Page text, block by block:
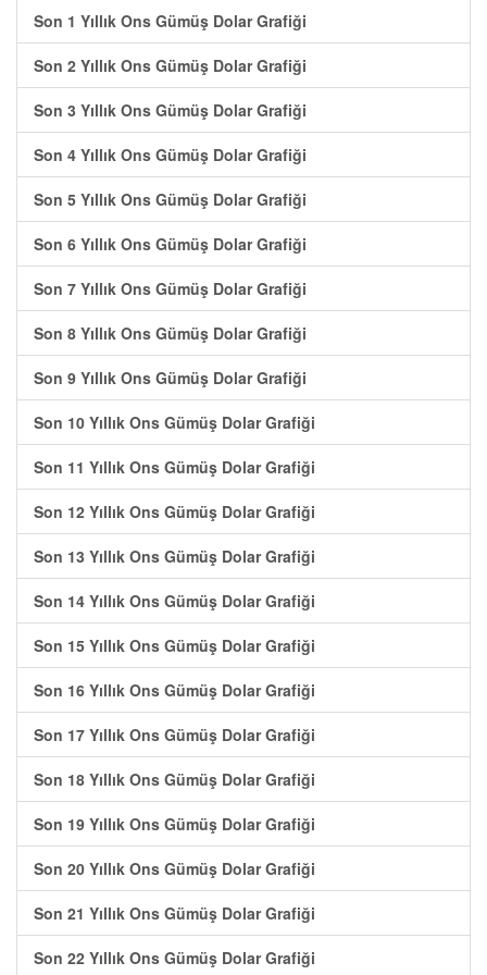
Son 1 Yıllık Ons Gümüş Dolar Grafiği
Son 2 Yıllık Ons Gümüş Dolar Grafiği
Son 3 Yıllık Ons Gümüş Dolar Grafiği
Son 4 Yıllık Ons Gümüş Dolar Grafiği
Son 5 Yıllık Ons Gümüş Dolar Grafiği
Son 6 Yıllık Ons Gümüş Dolar Grafiği
Son 7 Yıllık Ons Gümüş Dolar Grafiği
Son 8 Yıllık Ons Gümüş Dolar Grafiği
Son 9 Yıllık Ons Gümüş Dolar Grafiği
Son 10 Yıllık Ons Gümüş Dolar Grafiği
Son 11 Yıllık Ons Gümüş Dolar Grafiği
Son 12 Yıllık Ons Gümüş Dolar Grafiği
Son 13 Yıllık Ons Gümüş Dolar Grafiği
Son 14 Yıllık Ons Gümüş Dolar Grafiği
Son 15 Yıllık Ons Gümüş Dolar Grafiği
Son 16 Yıllık Ons Gümüş Dolar Grafiği
Son 17 Yıllık Ons Gümüş Dolar Grafiği
Son 18 Yıllık Ons Gümüş Dolar Grafiği
Son 19 Yıllık Ons Gümüş Dolar Grafiği
Son 20 Yıllık Ons Gümüş Dolar Grafiği
Son 21 Yıllık Ons Gümüş Dolar Grafiği
Son 22 Yıllık Ons Gümüş Dolar Grafiği